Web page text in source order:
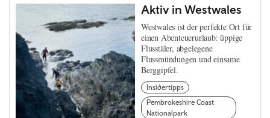
Aktiv in Westwales
Westwales ist der perfekte Ort für
einen Abenteuerurlaub: üppige
Flusstäler, abgelegene
Flussmündungen und einsame
Berggipfel.
Insidertipps
Pembrokeshire Coast
Nationalpark